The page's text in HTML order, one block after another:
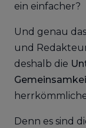
ein einfacher?
Und genau
und
deshalb die
Denn es sind